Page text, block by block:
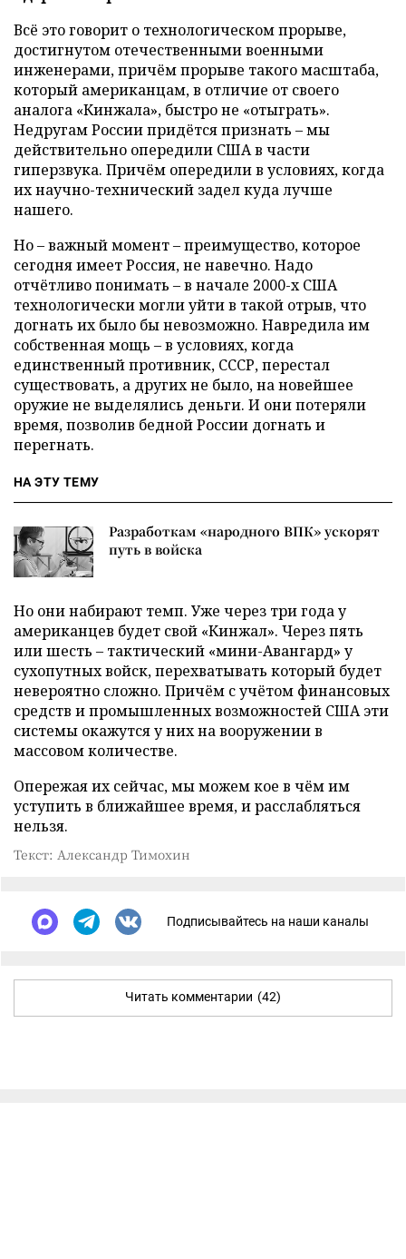
Всё это говорит о технологическом прорыве,
достигнутом отечественными военными
инженерами, причём прорыве такого масштаба,
который американцам, в отличие от своего
аналога «Кинжала», быстро не «отыграть».
Недругам России придётся признать – мы
действительно опередили США в части
гиперзвука. Причём опередили в условиях, когда
их научно-технический задел куда лучше
нашего.
Но – важный момент – преимущество, которое
сегодня имеет Россия, не навечно. Надо
отчётливо понимать – в начале 2000-х США
технологически могли уйти в такой отрыв, что
догнать их было бы невозможно. Навредила им
собственная мощь – в условиях, когда
единственный противник, СССР, перестал
существовать, а других не было, на новейшее
оружие не выделялись деньги. И они потеряли
время, позволив бедной России догнать и
перегнать.
НА ЭТУ ТЕМУ
Разработкам «народного ВПК» ускорят
путь в войска
Но они набирают темп. Уже через три года у
американцев будет свой «Кинжал». Через пять
или шесть – тактический «мини-Авангард» у
сухопутных войск, перехватывать который будет
невероятно сложно. Причём с учётом финансовых
средств и промышленных возможностей США эти
системы окажутся у них на вооружении в
массовом количестве.
Опережая их сейчас, мы можем кое в чём им
уступить в ближайшее время, и расслабляться
нельзя.
Текст: Александр Тимохин
Подписывайтесь на наши каналы
Читать комментарии (42)